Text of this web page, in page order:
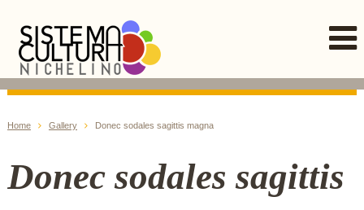
Home Gallery Donec sodales sagittis magna
Donec sodales sagittis